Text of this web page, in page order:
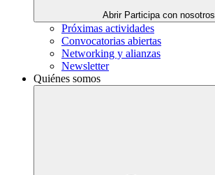
Abrir Participa con nosotros
Próximas actividades
Convocatorias abiertas
Networking y alianzas
Newsletter
Quiénes somos